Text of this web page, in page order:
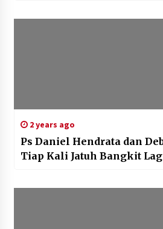
2 years ago
Ps Daniel Hendrata dan
Tiap Kali Jatuh Bangkit